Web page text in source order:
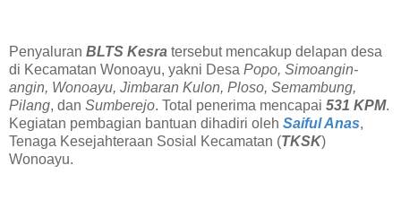
Penyaluran BLTS Kesra tersebut mencakup delapan desa
di Kecamatan Wonoayu, yakni Desa Popo, Simoangin-
angin, Wonoayu, Jimbaran Kulon, Ploso, Semambung,
Pilang, dan Sumberejo. Total penerima mencapai 531 KPM.
Kegiatan pembagian bantuan dihadiri oleh Saiful Anas,
Tenaga Kesejahteraan Sosial Kecamatan (TKSK)
Wonoayu.